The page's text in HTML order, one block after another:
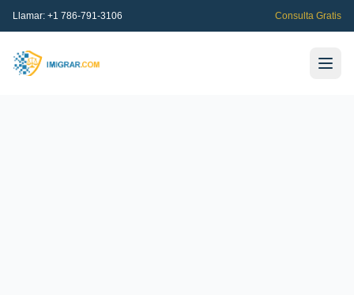
Llamar: +1 786-791-3106 Consulta Gratis